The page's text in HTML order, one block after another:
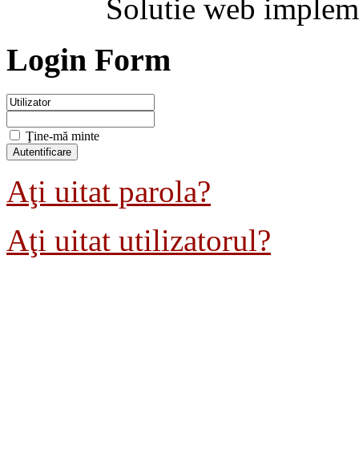
Solutie web
Login Form
Ţine-mă minte
Aţi uitat parola?
Aţi uitat utilizatorul?